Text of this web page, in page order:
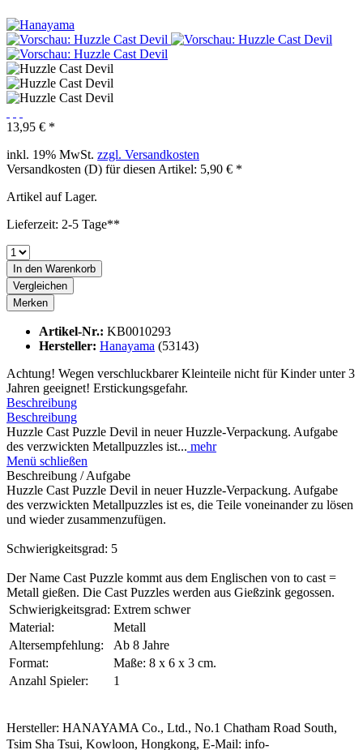
13,95 € *
inkl. 19% MwSt. zzgl. Versandkosten
Versandkosten (D) für diesen Artikel: 5,90 € *
Artikel auf Lager.
Lieferzeit: 2-5 Tage**
In den Warenkorb
Vergleichen
Merken
Artikel-Nr.: KB0010293
Hersteller: Hanayama (53143)
Achtung! Wegen verschluckbarer Kleinteile nicht für Kinder unter 3
Jahren geeignet! Erstickungsgefahr.
Beschreibung
Beschreibung
Huzzle Cast Puzzle Devil in neuer Huzzle-Verpackung. Aufgabe
des verzwickten Metallpuzzles ist... mehr
Menü schließen
Beschreibung / Aufgabe
Huzzle Cast Puzzle Devil in neuer Huzzle-Verpackung. Aufgabe
des verzwickten Metallpuzzles ist es, die Teile voneinander zu lösen
und wieder zusammenzufügen.
Schwierigkeitsgrad: 5
Der Name Cast Puzzle kommt aus dem Englischen von to cast =
Metall gießen. Die Cast Puzzles werden aus Gießzink gegossen.
Schwierigkeitsgrad: Extrem schwer
Material:
Metall
Altersempfehlung:
Ab 8 Jahre
Format:
Maße: 8 x 6 x 3 cm.
Anzahl Spieler:
1
Hersteller: HANAYAMA Co., Ltd., No.1 Chatham Road South,
Tsim Sha Tsui, Kowloon, Hongkong, E-Mail: info-